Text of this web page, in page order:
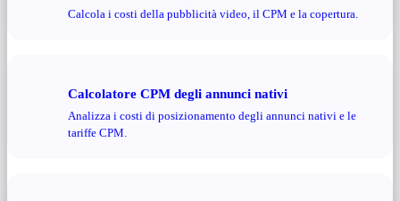
Calcola i costi della pubblicità video, il CPM e la copertura.
Calcolatore CPM degli annunci nativi
Analizza i costi di posizionamento degli annunci nativi e le
tariffe CPM.